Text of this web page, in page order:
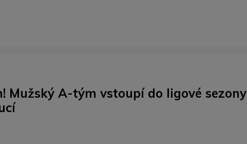
Mužský A-tým vstoupí do ligové sezony